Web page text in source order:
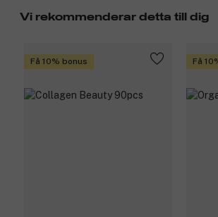
Vi rekommenderar detta till dig
Få 10% bonus Få